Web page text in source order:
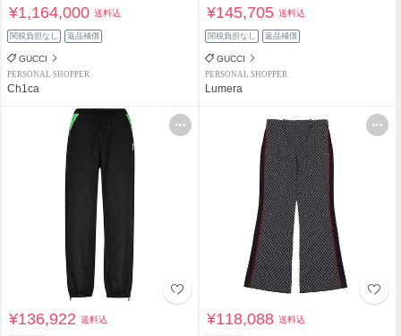
¥1,164,000送料込
関税負担なし 返品補償
GUCCI
PERSONAL SHOPPER
Ch1ca
¥145,705送料込
関税負担なし 返品補償
GUCCI
PERSONAL SHOPPER
Lumera
¥136,922送料込 ¥118,088送料込